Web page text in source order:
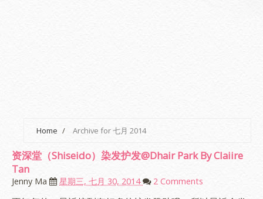
Home / Archive for 七月 2014
资深堂（Shiseido）染发护发@Dhair Park By Claiire
Tan
Jenny Ma 星期三, 七月 30, 2014 2 Comments